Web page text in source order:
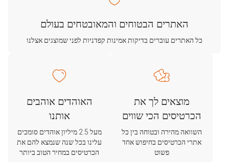
האתרים הבטוחים והמאובטחים בעולם
כל האתרים עוברים בדיקות אמינות קפדניות לפני שמוצגים אצלנו
מוצאים לך את
הכרטיסים הכי שווים
השוואה מהירה ובטוחה בין כל
אתרי הכרטיסים בחיפוש אחד
פשוט
האוהדים אוהבים
אותנו
מעל 2.5 מיליון אוהדים סומכים
עלינו בכל שנה שנמצא להם את
הכרטיסים במחיר הטוב ביותר